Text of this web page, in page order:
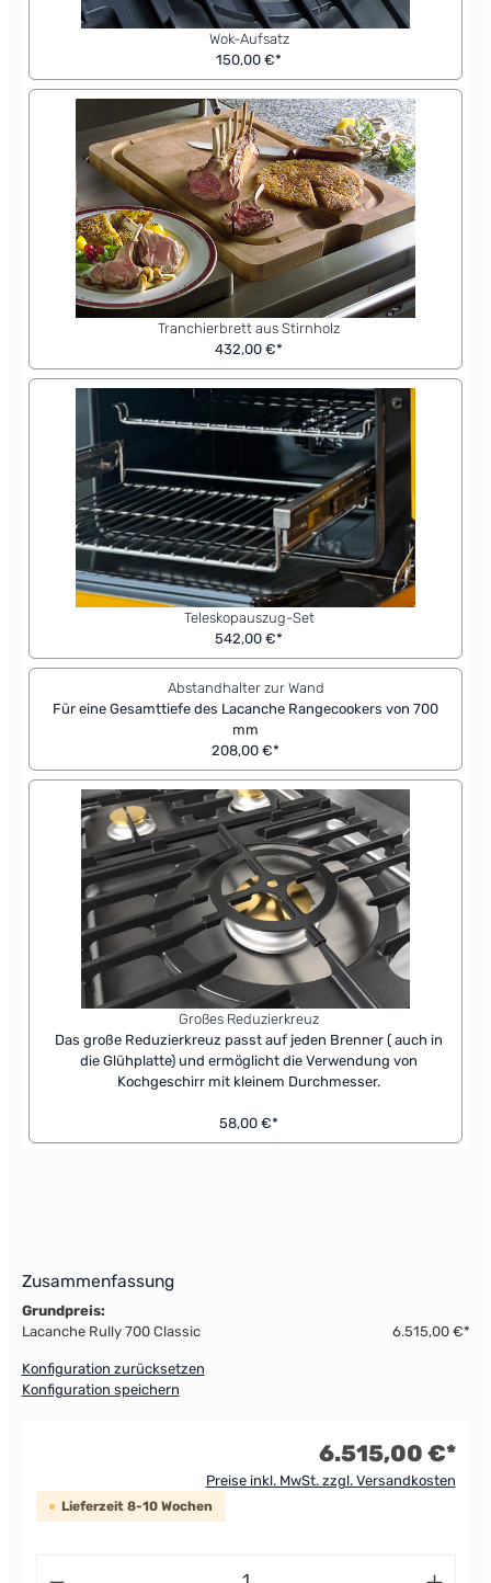
Wok-Aufsatz
150,00 €*
Tranchierbrett aus Stirnholz
432,00 €*
Teleskopauszug-Set
542,00 €*
Abstandhalter zur Wand
Für eine Gesamttiefe des Lacanche Rangecookers von 700
mm
208,00 €*
Großes Reduzierkreuz
Das große Reduzierkreuz passt auf jeden Brenner ( auch in
die Glühplatte) und ermöglicht die Verwendung von
Kochgeschirr mit kleinem Durchmesser.
58,00 €*
Zusammenfassung
Grundpreis:
Lacanche Rully 700 Classic
6.515,00 €*
Konfiguration zurücksetzen
Konfiguration speichern
6.515,00 €*
Preise inkl. MwSt. zzgl. Versandkosten
Lieferzeit 8-10 Wochen
Produkt Anzahl: Gib den gewünschten Wert